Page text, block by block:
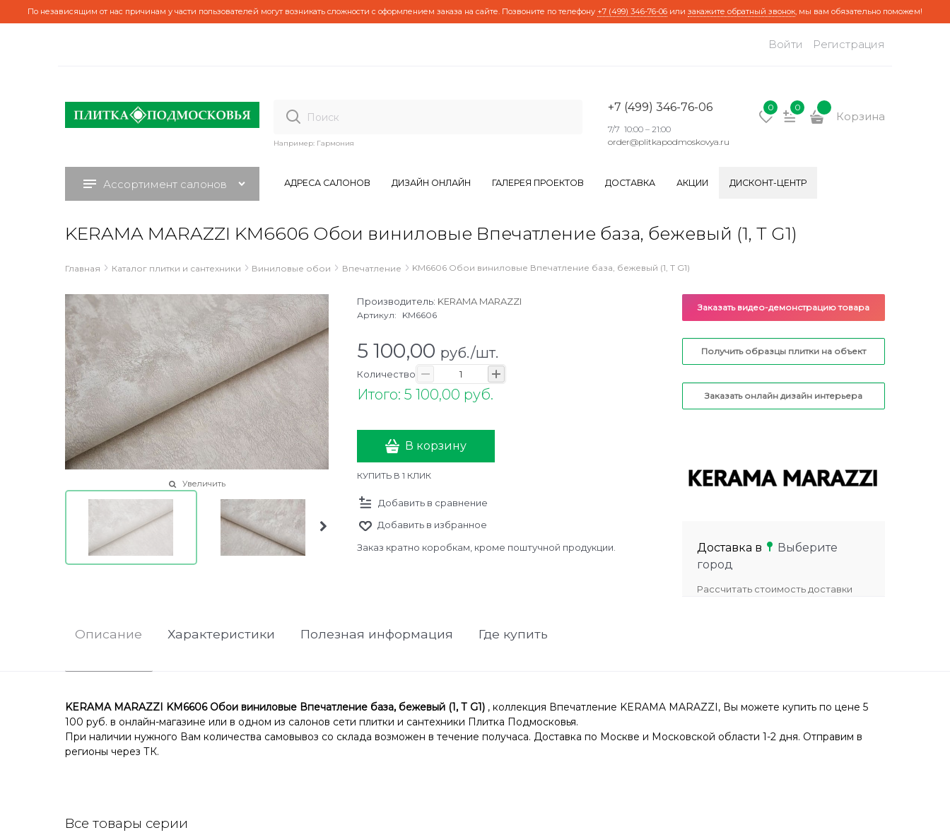
По независящим от нас причинам у части пользователей могут возникать сложности с оформлением заказа на сайте. Позвоните по телефону +7 (499) 346-76-06 или закажите обратный звонок, мы вам обязательно поможем!
Войти Регистрация
Например: Гармония
+7 (499) 346-76-06
7/7 10:00 – 21:00
order@plitkapodmoskovya.ru
0 0
Корзина
Ассортимент салонов АДРЕСА САЛОНОВ ДИЗАЙН ОНЛАЙН ГАЛЕРЕЯ ПРОЕКТОВ ДОСТАВКА АКЦИИ ДИСКОНТ-ЦЕНТР
KERAMA MARAZZI KM6606 Обои виниловые Впечатление база, бежевый (1, Т G1)
Главная Каталог плитки и сантехники Виниловые обои Впечатление KM6606 Обои виниловые Впечатление база, бежевый (1, Т G1)
Увеличить
Производитель: KERAMA MARAZZI
Артикул: KM6606
5 100,00 руб./шт.
Количество
Итого: 5 100,00 руб.
В корзину
КУПИТЬ В 1 КЛИК
Добавить в сравнение
Добавить в избранное
Заказ кратно коробкам, кроме поштучной продукции.
Заказать видео-демонстрацию товара
Получить образцы плитки на объект
Заказать онлайн дизайн интерьера
Доставка в
Выберите
город
Рассчитать стоимость доставки
Описание Характеристики Полезная информация Где купить
KERAMA MARAZZI KM6606 Обои виниловые Впечатление база, бежевый (1, Т G1) , коллекция Впечатление KERAMA MARAZZI, Вы можете купить по цене 5
100 руб. в онлайн-магазине или в одном из салонов сети плитки и сантехники Плитка Подмосковья.
При наличии нужного Вам количества самовывоз со склада возможен в течение получаса. Доставка по Москве и Московской области 1-2 дня. Отправим в
регионы через ТК.
Все товары серии